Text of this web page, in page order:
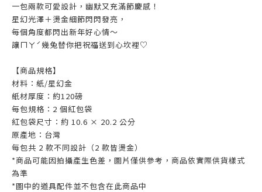
一包兩款可愛設計，幽默又充滿節慶感！
星幻光澤＋燙金細節閃閃發亮，
每個角度都閃出新年好心情～
讓ㄇㄚˊ幾兔替你把祝福送到心坎裡♡
【商品規格】
材料：紙/星幻金
紙材厚度：約120磅
每包規格：2 個紅包袋
紅包袋尺寸：約 10.6 × 20.2 公分
原產地：台灣
每包共 2 款不同設計（2 款皆燙金）
*商品可能因拍攝產生色差，圖片僅供參考，商品依實際供貨樣式
為準
*圖中的道具配件並不包含在此商品中